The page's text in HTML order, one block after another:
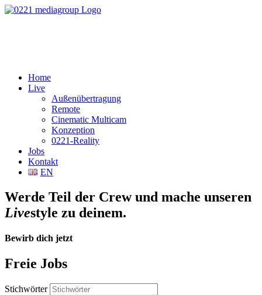
Home
Live
Außenübertragung
Remote
Cinematic Multicam
Konzeption
0221-Reality
Jobs
Kontakt
EN
Werde Teil der Crew und mache unseren
Livestyle zu deinem.
Bewirb dich jetzt
Freie Jobs
Stichwörter